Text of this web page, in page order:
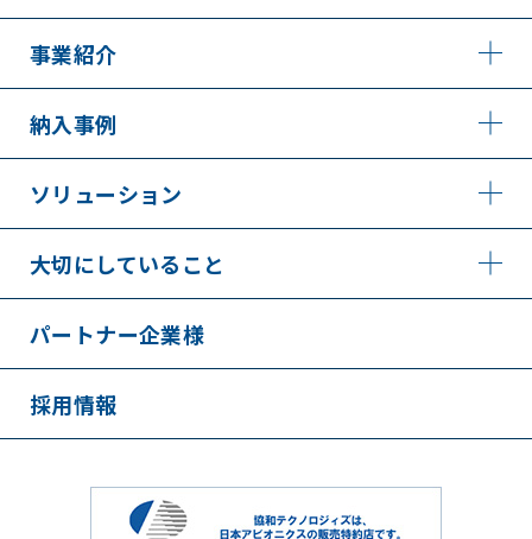
事業紹介
納入事例
ソリューション
大切にしていること
パートナー企業様
採用情報